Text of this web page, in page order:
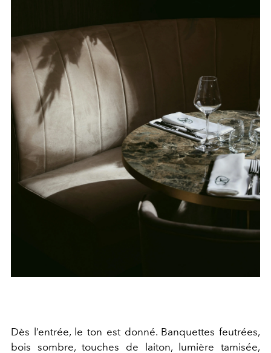
Dès l’entrée, le ton est donné. Banquettes feutrées,
bois sombre, touches de laiton, lumière tamisée,